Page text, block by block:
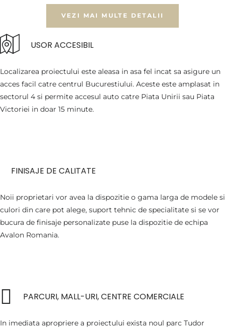
VEZI MAI MULTE DETALII
USOR ACCESIBIL
Localizarea proiectului este aleasa in asa fel incat sa asigure un
acces facil catre centrul Bucurestiului. Aceste este amplasat in
sectorul 4 si permite accesul auto catre Piata Unirii sau Piata
Victoriei in doar 15 minute.
FINISAJE DE CALITATE
Noii proprietari vor avea la dispozitie o gama larga de modele si
culori din care pot alege, suport tehnic de specialitate si se vor
bucura de finisaje personalizate puse la dispozitie de echipa
Avalon Romania.
PARCURI, MALL-URI, CENTRE COMERCIALE
In imediata apropriere a proiectului exista noul parc Tudor